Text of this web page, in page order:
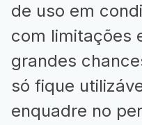
de uso em
com limitações
grandes
só fique
enquadre no